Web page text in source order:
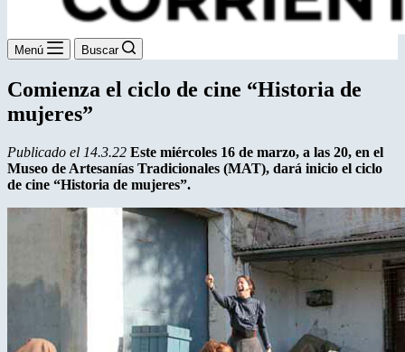
Menú Buscar
Comienza el ciclo de cine “Historia de
mujeres”
Publicado el 14.3.22 Este miércoles 16 de marzo, a las 20, en el
Museo de Artesanías Tradicionales (MAT), dará inicio el ciclo
de cine “Historia de mujeres”.